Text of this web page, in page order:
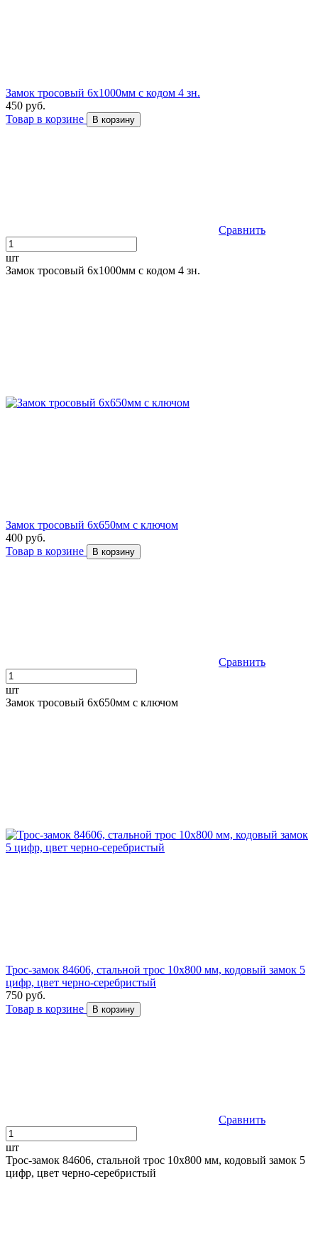
Замок тросовый 6х1000мм с кодом 4 зн.
450 руб.
Товар в корзине
В корзину
Сравнить
шт
Замок тросовый 6х1000мм с кодом 4 зн.
Замок тросовый 6х650мм с ключом
400 руб.
Товар в корзине
В корзину
Сравнить
шт
Замок тросовый 6х650мм с ключом
Трос-замок 84606, стальной трос 10х800 мм, кодовый замок 5
цифр, цвет черно-серебристый
750 руб.
Товар в корзине
В корзину
Сравнить
шт
Трос-замок 84606, стальной трос 10х800 мм, кодовый замок 5
цифр, цвет черно-серебристый